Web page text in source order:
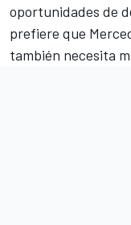
oportunidades de
prefiere que
también necesita